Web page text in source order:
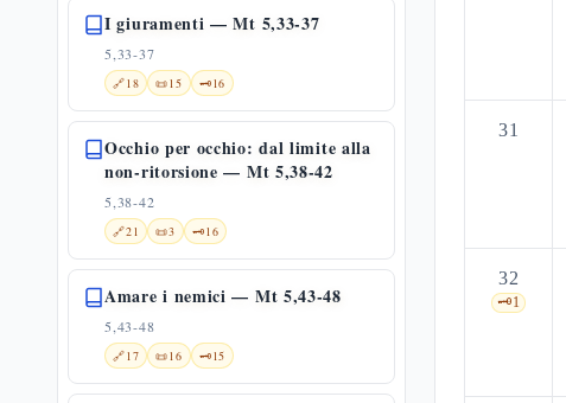
I giuramenti — Mt 5,33-37
5,33-37
🔗18 📜15 🗝️16
Occhio per occhio: dal limite alla
non-ritorsione — Mt 5,38-42
5,38-42
🔗21 📜3 🗝️16
Amare i nemici — Mt 5,43-48
5,43-48
🔗17 📜16 🗝️15
31
32
🗝️1